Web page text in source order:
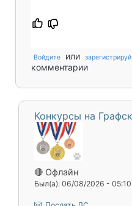
Войдите или
комментарии
Конкурсы на
🔴 Офлайн
Был(а): 06/08/2026 - 05:10